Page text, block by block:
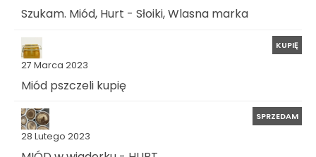
Szukam. Miód, Hurt - Słoiki, Wlasna marka
27 Marca 2023
KUPIĘ
Miód pszczeli kupię
28 Lutego 2023
SPRZEDAM